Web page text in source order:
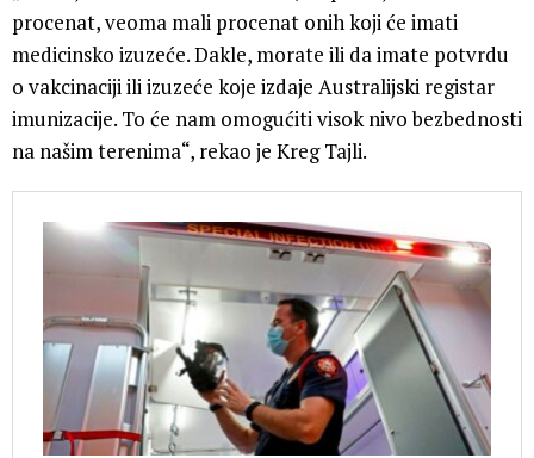
procenat, veoma mali procenat onih koji će imati
medicinsko izuzeće. Dakle, morate ili da imate potvrdu
o vakcinaciji ili izuzeće koje izdaje Australijski registar
imunizacije. To će nam omogućiti visok nivo bezbednosti
na našim terenima“, rekao je Kreg Tajli.